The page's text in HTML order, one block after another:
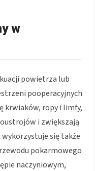
w
powietrza lub
pooperacyjnych
krwiaków, ropy i limfy,
i zwiększają
się także
pokarmowego
naczyniowym,